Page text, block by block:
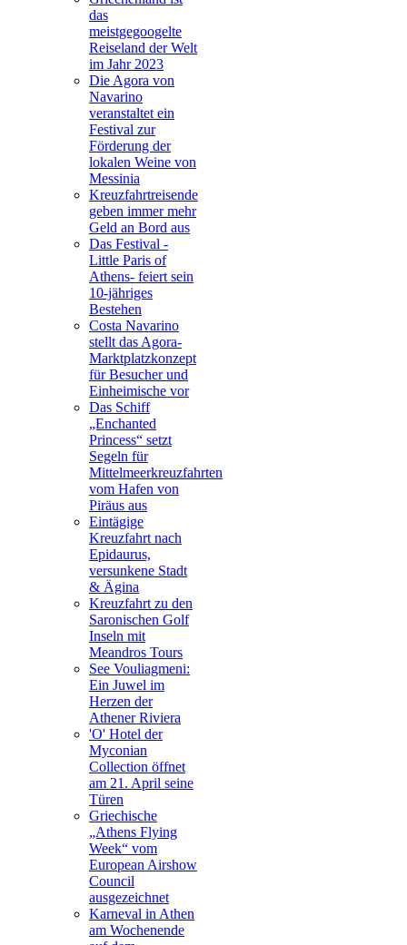
das
meistgegoogelte
Reiseland der Welt
im Jahr 2023
Die Agora von
Navarino
veranstaltet ein
Festival zur
Förderung der
lokalen Weine von
Messinia
Kreuzfahrtreisende
geben immer mehr
Geld an Bord aus
Das Festival -
Little Paris of
Athens- feiert sein
10-jähriges
Bestehen
Costa Navarino
stellt das Agora-
Marktplatzkonzept
für Besucher und
Einheimische vor
Das Schiff
„Enchanted
Princess“ setzt
Segeln für
Mittelmeerkreuzfahrten
vom Hafen von
Piräus aus
Eintägige
Kreuzfahrt nach
Epidaurus,
versunkene Stadt
& Ägina
Kreuzfahrt zu den
Saronischen Golf
Inseln mit
Meandros Tours
See Vouliagmeni:
Ein Juwel im
Herzen der
Athener Riviera
'O' Hotel der
Myconian
Collection öffnet
am 21. April seine
Türen
Griechische
„Athens Flying
Week“ vom
European Airshow
Council
ausgezeichnet
Karneval in Athen
am Wochenende